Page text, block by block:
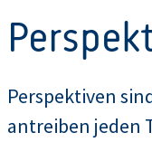
Perspektiven
antreiben jeden